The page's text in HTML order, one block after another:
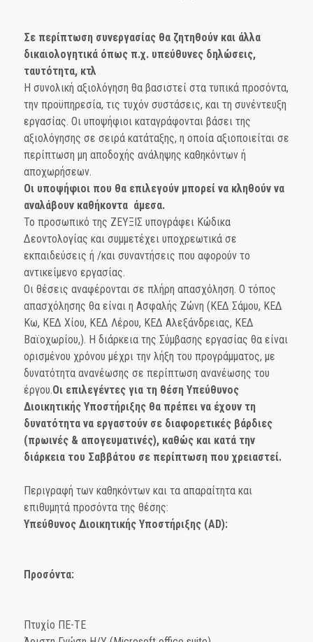
Σε περίπτωση συνεργασίας θα ζητηθούν και άλλα
δικαιολογητικά όπως π.χ. υπεύθυνες δηλώσεις,
ταυτότητα, κτλ
Η συνολική αξιολόγηση θα βασιστεί στα τυπικά προσόντα,
την προϋπηρεσία, τις τυχόν συστάσεις, και τη συνέντευξη
εργασίας. Οι υποψήφιοι καταγράφονται βάσει της
αξιολόγησης σε σειρά κατάταξης, η οποία αξιοποιείται σε
περίπτωση μη αποδοχής ανάληψης καθηκόντων ή
αποχωρήσεων.
Οι υποψήφιοι που θα επιλεγούν μπορεί να κληθούν να
αναλάβουν καθήκοντα άμεσα.
Το προσωπικό της ΖΕΥΞΙΣ υπογράφει Κώδικα
Δεοντολογίας και συμμετέχει υποχρεωτικά σε
εκπαιδεύσεις ή /και συναντήσεις που αφορούν το
αντικείμενο εργασίας.
Οι θέσεις αναφέρονται σε πλήρη απασχόληση. Ο τόπος
απασχόλησης θα είναι η Ασφαλής Ζώνη (ΚΕΔ Σάμου, ΚΕΔ
Κω, ΚΕΔ Χίου, ΚΕΔ Λέρου, ΚΕΔ Αλεξάνδρειας, ΚΕΔ
Βαϊοχωρίου,). Η διάρκεια της Σύμβασης εργασίας θα είναι
ορισμένου χρόνου μέχρι την λήξη του προγράμματος, με
δυνατότητα ανανέωσης σε περίπτωση ανανέωσης του
έργου.Οι επιλεγέντες για τη θέση Υπεύθυνος
Διοικητικής Υποστήριξης θα πρέπει να έχουν τη
δυνατότητα να εργαστούν σε διαφορετικές βάρδιες
(πρωινές & απογευματινές), καθώς και κατά την
διάρκεια του Σαββάτου σε περίπτωση που χρειαστεί.
Περιγραφή των καθηκόντων και τα απαραίτητα και
επιθυμητά προσόντα της θέσης:
Υπεύθυνος Διοικητικής Υποστήριξης (AD):
Προσόντα:
Πτυχίο ΠE-TE